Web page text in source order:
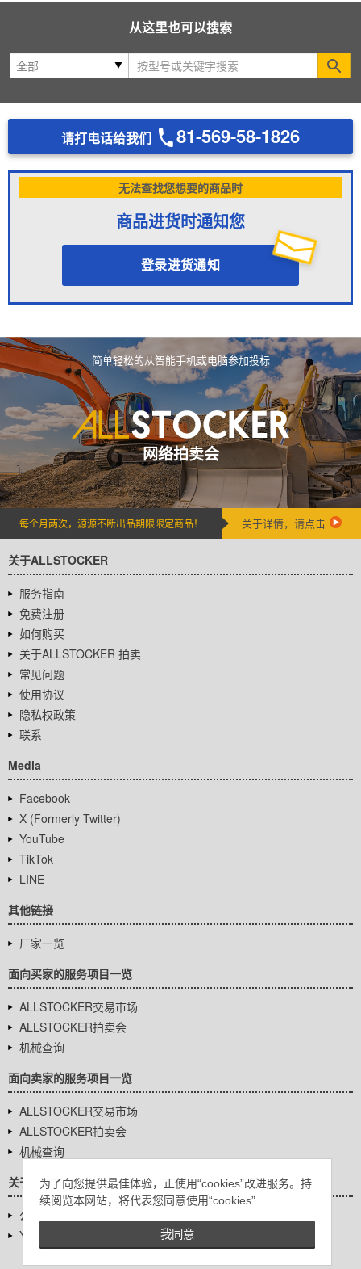
为了向您提供最佳体验，正使用“cookies”改进服务。持
续阅览本网站，将代表您同意使用“cookies”
我同意
从这里也可以搜索
请打电话给我们 81-569-58-1826
无法查找您想要的商品时
商品进货时通知您
登录进货通知
简单轻松的从智能手机或电脑参加投标
网络拍卖会
每个月两次，源源不断出品期限限定商品！ 关于详情，请点击
关于ALLSTOCKER
服务指南
免费注册
如何购买
关于ALLSTOCKER 拍卖
常见问题
使用协议
隐私权政策
联系
Media
Facebook
X (Formerly Twitter)
YouTube
TikTok
LINE
其他链接
厂家一览
面向买家的服务项目一览
ALLSTOCKER交易市场
ALLSTOCKER拍卖会
机械查询
面向卖家的服务项目一览
ALLSTOCKER交易市场
ALLSTOCKER拍卖会
机械查询
关于我们
公司基本信息
YUTAKA Inc.